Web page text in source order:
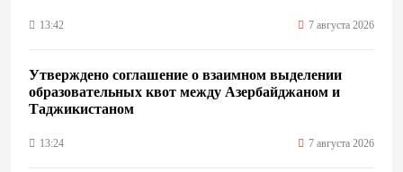
13:42 7 августа 2026
Утверждено соглашение о взаимном выделении
образовательных квот между Азербайджаном и
Таджикистаном
13:24 7 августа 2026